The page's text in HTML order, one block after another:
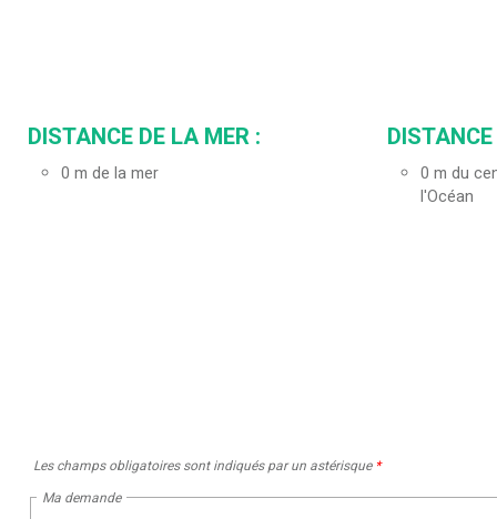
DISTANCE DE LA MER :
0 m de la mer 0 m du
l'Océan
Les champs obligatoires sont indiqués par un astérisque *
Ma demande